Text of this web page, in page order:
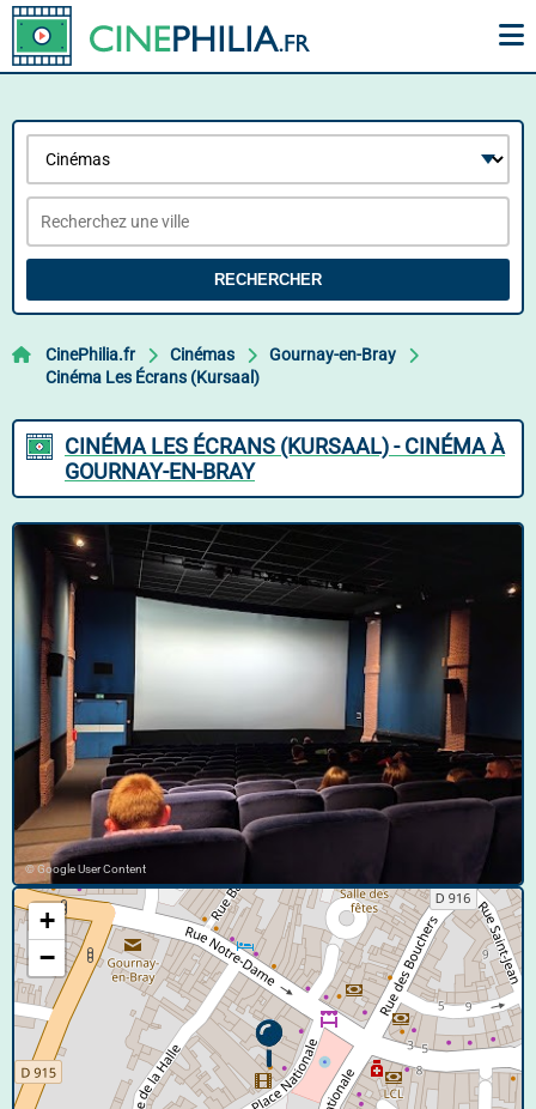
RECHERCHER
CinePhilia.fr Cinémas
Gournay-en-Bray
Cinéma Les Écrans (Kursaal)
CINÉMA LES ÉCRANS (KURSAAL) - CINÉMA À
GOURNAY-EN-BRAY
© Google User Content
+
−